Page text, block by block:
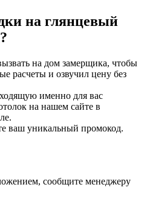
на глянцевый
на дом замерщика, чтобы
расчеты и озвучил цену без
именно для вас
на нашем сайте в
ваш уникальный промокод.
сообщите менеджеру